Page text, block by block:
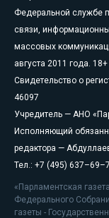
Федеральной службе
связи,
массовых
августа 2011 года. 18+
Свидетельство о
46097
Учредитель — АНО
Исполняющий
редактора —
Тел.: +7 (495)
«Парламентская
Федерального
газеты -